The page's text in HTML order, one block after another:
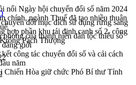
nổi Ngày hội chuyển đổi số năm 2024
chính, ngành Thuế đã tạo nhiều thuận
của thanh niên dân tộc thiểu số
đẳng giới
công tác chuyển đổi số và cải cách
năm
Chiến Hòa giữ chức Phó Bí thư Tỉnh
đổi mục đích sử dụng rừng sang
hợp phần khu tái định canh số 2, công
Pách Thượng